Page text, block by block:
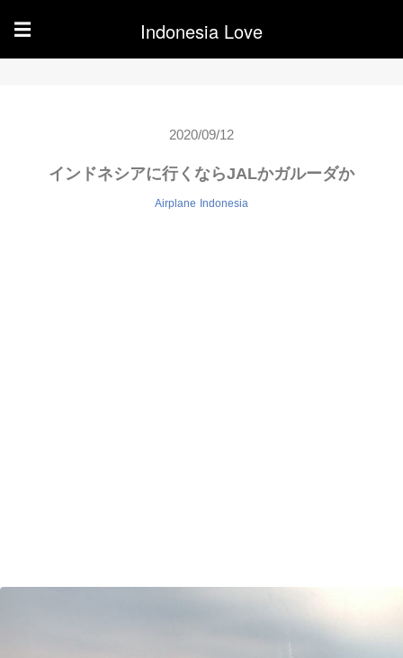
☰ Indonesia Love
2020/09/12
インドネシアに行くならJALかガルーダか
Airplane Indonesia